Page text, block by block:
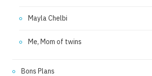
Mayla Chelbi
Me, Mom of twins
Bons Plans